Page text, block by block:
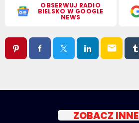
OBSERWUJ RADIO
BIELSKO W GOOGLE
NEWS
email
ZOBACZ INNE